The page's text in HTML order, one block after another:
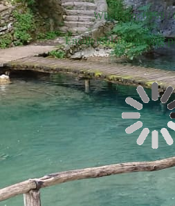
Whatsapp: 0159 /
Email: i